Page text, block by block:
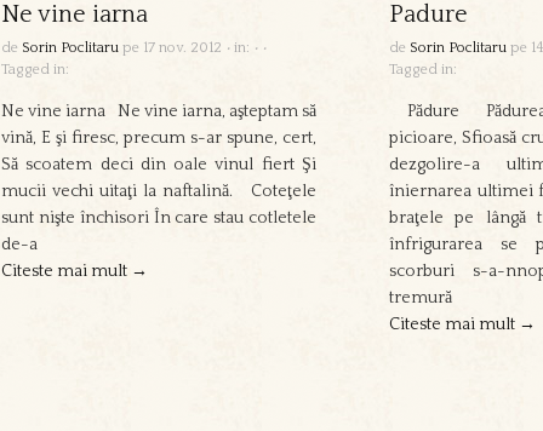
Ne vine iarna
de Sorin Poclitaru pe 17 nov. 2012 • in: • •
Tagged in:
Ne vine iarna Ne vine iarna, aşteptam să
vină, E şi firesc, precum s-ar spune, cert,
Să scoatem deci din oale vinul fiert Şi
mucii vechi uitaţi la naftalină. Coteţele
sunt nişte închisori În care stau cotletele
de-a
Citeste mai mult →
Padure
de Sorin Poclitaru pe
Tagged in:
Pădure
picioare, Sfioasă
dezgolire-a
îniernarea ultimei
braţele pe lângă
înfrigurarea se
scorburi s-a-
tremură
Citeste mai mult →